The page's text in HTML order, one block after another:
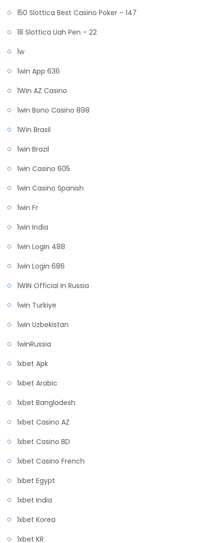
150 Slottica Best Casino Poker – 147
18 Slottica Uah Pen – 22
1w
1win App 636
1Win AZ Casino
1win Bono Casino 898
1Win Brasil
1win Brazil
1win Casino 605
1win Casino Spanish
1win Fr
1win India
1win Login 488
1win Login 686
1WIN Official In Russia
1win Turkiye
1win Uzbekistan
1winRussia
1xbet Apk
1xbet Arabic
1xbet Bangladesh
1xbet Casino AZ
1xbet Casino BD
1xbet Casino French
1xbet Egypt
1xbet India
1xbet Korea
1xbet KR